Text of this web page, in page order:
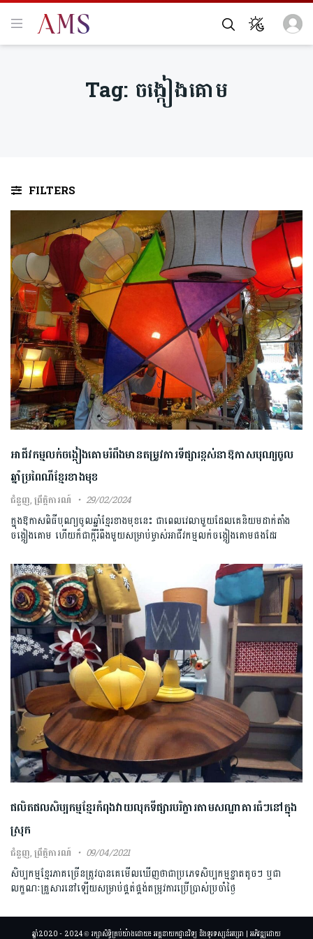
Tag: ចង្កៀងគោម
FILTERS
អាជីវកម្មលក់ចង្កៀងគោមរំពឹងមានតម្រូវការទីផ្សារខ្ពស់នាឱកាសបុណ្យចូល
ឆ្នាំប្រពៃណីខ្មែរខាងមុខ
ជំនួញ,ព្រឹត្តិការណ៍ 29/02/2024
ក្នុងឱកាសពិធីបុណ្យចូលឆ្នាំខ្មែរខាងមុខនេះ ជាពេលវេលាមួយដែលគេនិយមដាក់តាំង
ចង្កៀងគោម ហើយក៏ជាក្ដីរំពឹងមួយសម្រាប់ម្ចាស់អាជីវកម្មលក់ចង្កៀងគោមផងដែរ
ផលិតផលសិប្បកម្មខ្មែរកំពុងវាយលុកទីផ្សារបរិក្ខារតាមសណ្ឋាគារធំៗនៅក្នុង
ស្រុក
ជំនួញ,ព្រឹត្តិការណ៍ 09/04/2021
សិប្បកម្មខ្មែរភាគច្រើនត្រូវបានគេមើលឃើញថាជាប្រភេទសិប្បកម្មខ្នាតតូចៗ ឬជា
លក្ខណៈគ្រួសារនៅឡើយសម្រាប់ផ្គត់ផ្គង់តម្រូវការប្រើប្រាស់ប្រចាំថ្ងៃ
ឆ្នាំ2020 - 2024 © រក្សាសិទ្ធិគ្រប់យ៉ាងដោយ៖ អគ្គនាយកដ្ឋានវិទ្យុ និងទូរទស្សន៍អប្សរា | អភិវឌ្ឍដោយ